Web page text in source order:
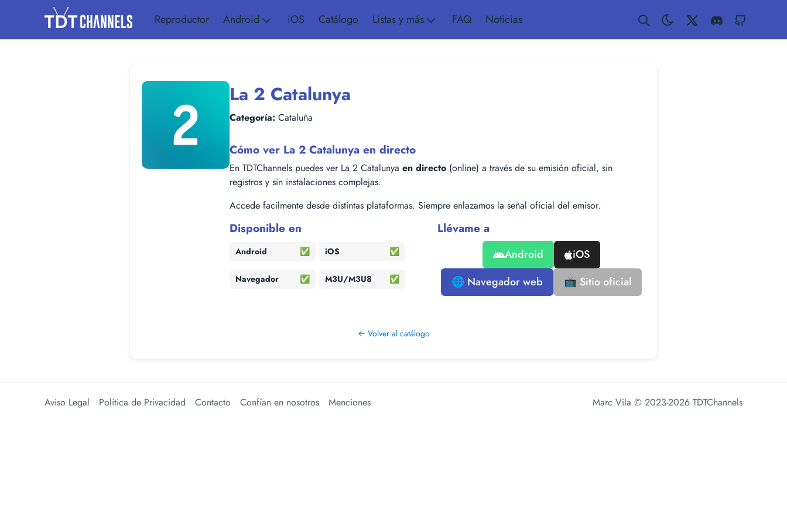
Reproductor Android iOS Catálogo Listas y más FAQ Noticias Twitter Discord
La 2 Catalunya
Categoría: Cataluña
Cómo ver La 2 Catalunya en directo
En TDTChannels puedes ver La 2 Catalunya en directo (online) a través de su emisión oficial, sin
registros y sin instalaciones complejas.
Accede facilmente desde distintas plataformas. Siempre enlazamos la señal oficial del emisor.
Disponible en
Android ✅ iOS ✅
Navegador ✅ M3U/M3U8 ✅
Llévame a
Android
iOS
🌐 Navegador web
📺 Sitio oficial
← Volver al catálogo
Aviso Legal Política de Privacidad Contacto Confían en nosotros Menciones Marc Vila © 2023-2026 TDTChannels